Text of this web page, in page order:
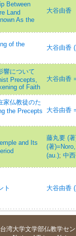
Between
Land
As the
大谷由香
of the
大谷由香
響について
Precepts,
of Faith
大谷由香
家仏教徒のた
the Precepts
大谷由香
and Its
藤丸要 (
(著
(au.); 中
ト 大谷由香
湾大学文学部仏教学セ